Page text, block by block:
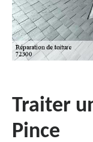
Traiter
Pince